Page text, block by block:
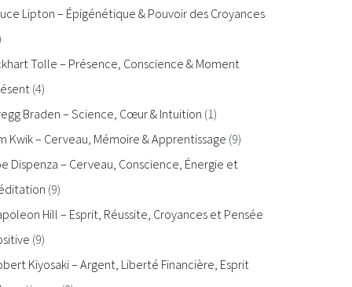
Lipton – Épigénétique & Pouvoir des Croyances
Tolle – Présence, Conscience & Moment
(4)
Braden – Science, Cœur & Intuition (1)
Kwik – Cerveau, Mémoire & Apprentissage (9)
Dispenza – Cerveau, Conscience, Énergie et
(9)
Hill – Esprit, Réussite, Croyances et Pensée
(9)
Kiyosaki – Argent, Liberté Financière, Esprit